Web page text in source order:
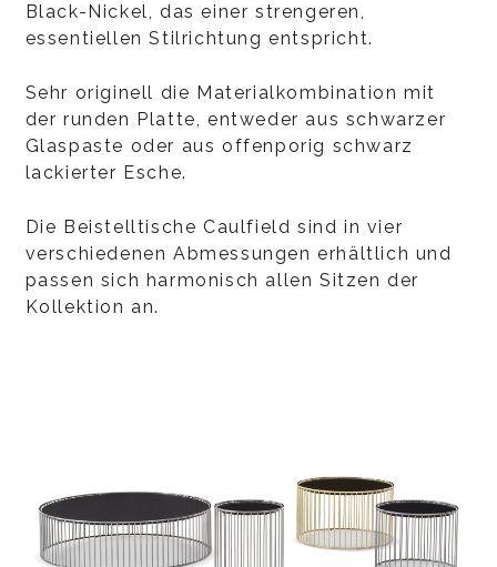
Black-Nickel, das einer strengeren,
essentiellen Stilrichtung entspricht.
Sehr originell die Materialkombination mit
der runden Platte, entweder aus schwarzer
Glaspaste oder aus offenporig schwarz
lackierter Esche.
Die Beistelltische Caulfield sind in vier
verschiedenen Abmessungen erhältlich und
passen sich harmonisch allen Sitzen der
Kollektion an.